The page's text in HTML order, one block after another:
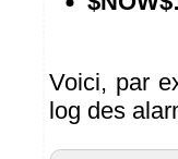
Voici, par
log des